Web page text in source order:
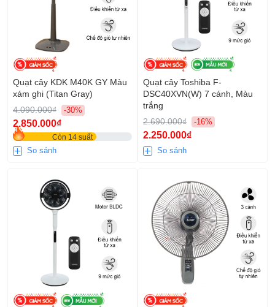
Quạt cây KDK M40K GY Màu
xám ghi (Titan Gray)
4.090.000₫
-30%
2.850.000₫
Còn 14 suất
So sánh
Quạt cây Toshiba F-
DSC40XVN(W) 7 cánh, Màu
trắng
2.690.000₫
-16%
2.250.000₫
So sánh